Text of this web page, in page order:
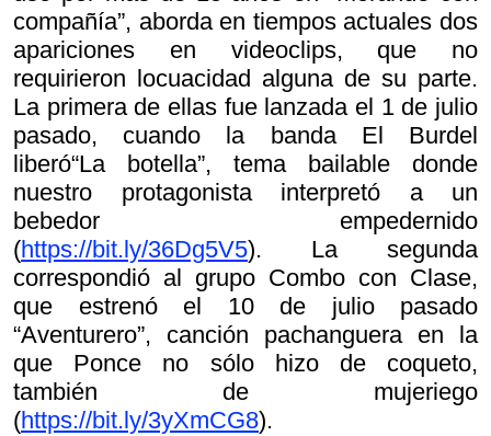
compañía”, aborda en tiempos actuales dos
apariciones en videoclips, que no
requirieron locuacidad alguna de su parte.
La primera de ellas fue lanzada el 1 de julio
pasado, cuando la banda El Burdel
liberó“La botella”, tema bailable donde
nuestro protagonista interpretó a un
bebedor empedernido
(https://bit.ly/36Dg5V5). La segunda
correspondió al grupo Combo con Clase,
que estrenó el 10 de julio pasado
“Aventurero”, canción pachanguera en la
que Ponce no sólo hizo de coqueto,
también de mujeriego
(https://bit.ly/3yXmCG8).